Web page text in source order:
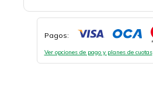
Pagos:
Ver opciones de pago y planes de cuotas